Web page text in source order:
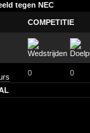
tegen NEC
COMPETITIE
0 0